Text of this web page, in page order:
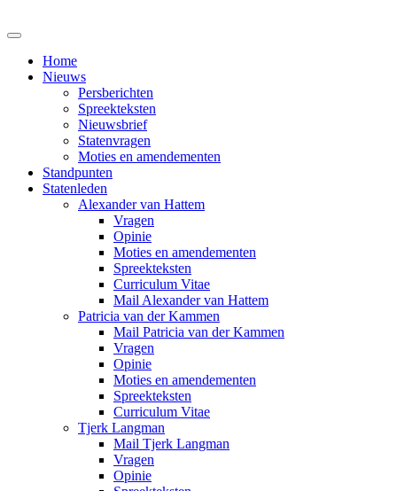
Home
Nieuws
Persberichten
Spreekteksten
Nieuwsbrief
Statenvragen
Moties en amendementen
Standpunten
Statenleden
Alexander van Hattem
Vragen
Opinie
Moties en amendementen
Spreekteksten
Curriculum Vitae
Mail Alexander van Hattem
Patricia van der Kammen
Mail Patricia van der Kammen
Vragen
Opinie
Moties en amendementen
Spreekteksten
Curriculum Vitae
Tjerk Langman
Mail Tjerk Langman
Vragen
Opinie